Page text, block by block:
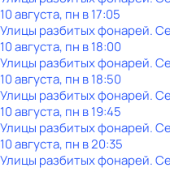
10 августа, пн в 17:05
Улицы разбитых фонарей.
10 августа, пн в 18:00
Улицы разбитых фонарей.
10 августа, пн в 18:50
Улицы разбитых фонарей.
10 августа, пн в 19:45
Улицы разбитых фонарей.
10 августа, пн в 20:35
Улицы разбитых фонарей.